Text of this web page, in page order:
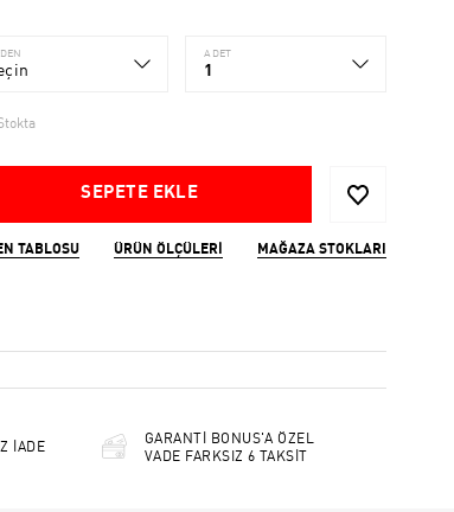
ADET
1
SEPETE EKLE
TABLOSU ÜRÜN ÖLÇÜLERI MAĞAZA STOKLARI
İADE
GARANTİ BONUS'A ÖZEL
VADE FARKSIZ 6 TAKSİT